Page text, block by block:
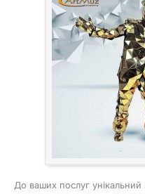
До ваших послуг унікальний